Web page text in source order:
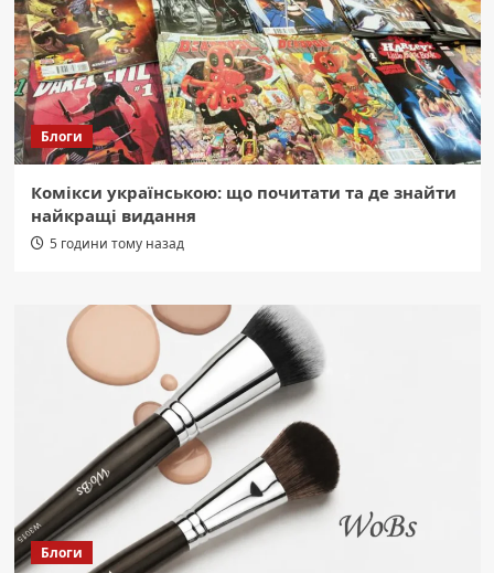
Блоги
Комікси українською: що почитати та де знайти
найкращі видання
5 години тому назад
Блоги